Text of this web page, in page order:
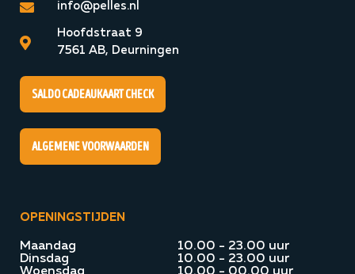
info@pelles.nl
Hoofdstraat 9
7561 AB, Deurningen
Saldo cadeaukaart check
algemene voorwaarden
OPENINGSTIJDEN
Maandag
Dinsdag
10.00 - 23.00 uur
10.00 - 23.00 uur